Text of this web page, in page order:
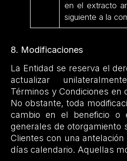
en el extracto
siguiente a la
8. Modificaciones
La Entidad se reserva el
actualizar
Términos y Condiciones en
No obstante, toda
cambio en el beneficio o
generales de otorgamiento
Clientes con una
días calendario. Aquellas